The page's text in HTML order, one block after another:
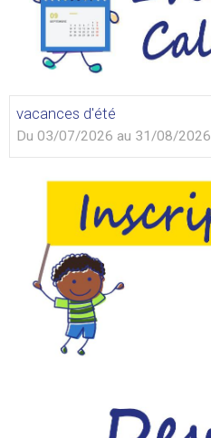
vacances d'été
Du 03/07/2026 au 31/08/2026